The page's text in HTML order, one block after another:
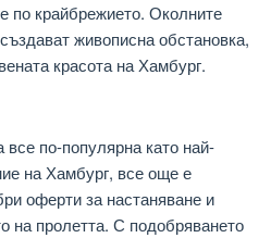
по крайбрежието. Околните
живописна обстановка,
красота на Хамбург.
все по-популярна като най-
на Хамбург, все още е
оферти за настаняване и
на пролетта. С подобряването